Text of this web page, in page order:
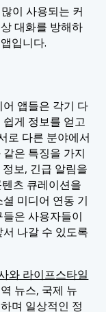
이 사용되는 커
대화를 방해하
입니다.
앱들은 각기 다
게 정보를 얻고
로 다른 분야에서
은 특징을 가지
보, 긴급 알림을
츠 큐레이션을
미디어 연동 기
은 사용자들이
나갈 수 있도록
와 라이프스타일
뉴스, 국제 뉴
며 일상적인 정